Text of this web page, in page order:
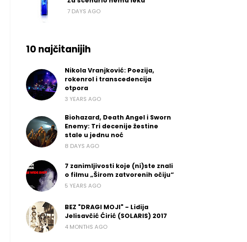
7 DAYS AGO
10 najčitanijih
Nikola Vranjković: Poezija,
rokenrol i transcedencija
otpora
3 YEARS AGO
Biohazard, Death Angel i Sworn
Enemy: Tri decenije žestine
stale u jednu noć
8 DAYS AGO
7 zanimljivosti koje (ni)ste znali
o filmu „Širom zatvorenih očiju“
5 YEARS AGO
BEZ "DRAGI MOJI" - Lidija
Jelisavčić Ćirić (SOLARIS) 2017
4 MONTHS AGO